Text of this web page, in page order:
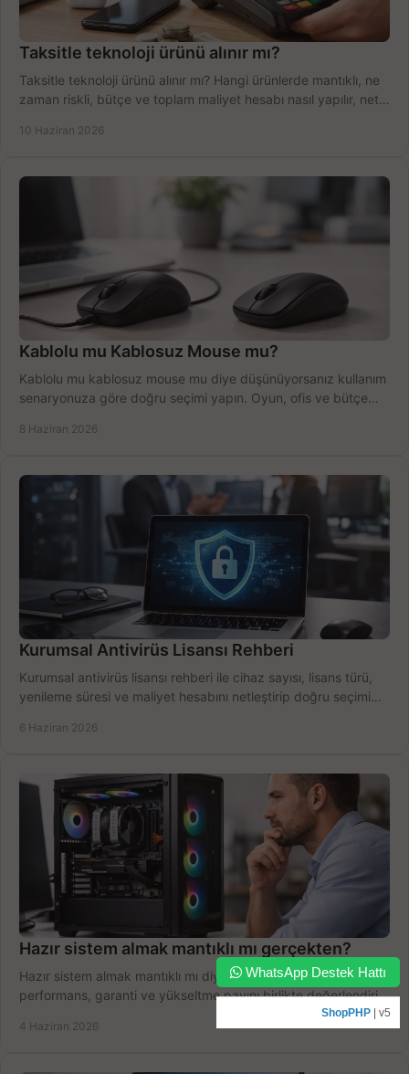
Taksitle teknoloji ürünü alınır mı?
Taksitle teknoloji ürünü alınır mı? Hangi ürünlerde mantıklı, ne
zaman riskli, bütçe ve toplam maliyet hesabı nasıl yapılır, net
10 Haziran 2026
Kablolu mu Kablosuz Mouse mu?
Kablolu mu kablosuz mouse mu diye düşünüyorsanız kullanım
senaryonuza göre doğru seçimi yapın. Oyun, ofis ve bütçe
8 Haziran 2026
Kurumsal Antivirüs Lisansı Rehberi
Kurumsal antivirüs lisansı rehberi ile cihaz sayısı, lisans türü,
yenileme süresi ve maliyet hesabını netleştirip doğru seçimi
6 Haziran 2026
Hazır sistem almak mantıklı mı gerçekten?
Hazır sistem almak mantıklı mı diye düşünüyorsanız bütçe,
performans, garanti ve yükseltme payını birlikte değerlendirin,
4 Haziran 2026
WhatsApp Destek Hattı
ShopPHP | v5